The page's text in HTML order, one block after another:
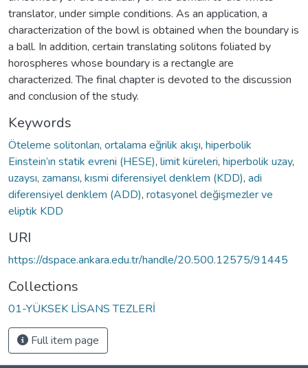
translator, under simple conditions. As an application, a
characterization of the bowl is obtained when the boundary is
a ball. In addition, certain translating solitons foliated by
horospheres whose boundary is a rectangle are
characterized. The final chapter is devoted to the discussion
and conclusion of the study.
Keywords
Öteleme solitonları, ortalama eğrilik akışı, hiperbolik
Einstein’ın statik evreni (HESE), limit küreleri, hiperbolik uzay,
uzaysı, zamansı, kısmi diferensiyel denklem (KDD), adi
diferensiyel denklem (ADD), rotasyonel değişmezler ve
eliptik KDD
URI
https://dspace.ankara.edu.tr/handle/20.500.12575/91445
Collections
01-YÜKSEK LİSANS TEZLERİ
Full item page